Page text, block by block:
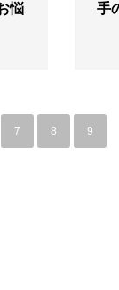
悩
手
7 8 9